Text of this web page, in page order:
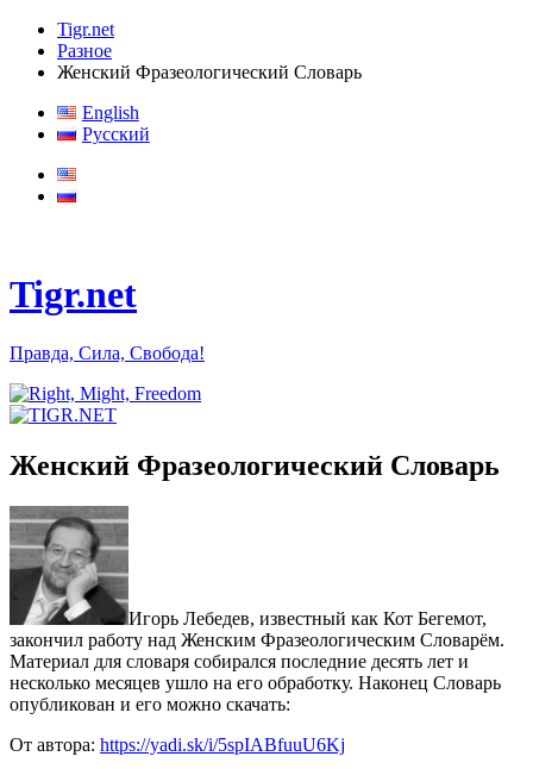
Tigr.net
Разное
Женский Фразеологический Словарь
English
Русский
Tigr.net
Правда, Сила, Свобода!
Женский Фразеологический Словарь
Игорь Лебедев, известный как Кот Бегемот,
закончил работу над Женским Фразеологическим Словарём.
Материал для словаря собирался последние десять лет и
несколько месяцев ушло на его обработку. Наконец Словарь
опубликован и его можно скачать:
От автора: https://yadi.sk/i/5spIABfuuU6Kj